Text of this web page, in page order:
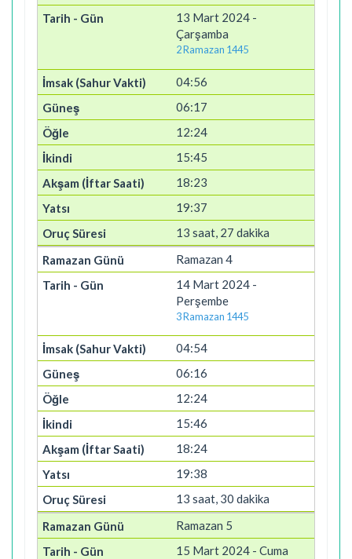
13 Mart 2024 -
Çarşamba
2 Ramazan 1445
04:56
06:17
12:24
15:45
18:23
19:37
13 saat, 27 dakika
Ramazan 4
14 Mart 2024 -
Perşembe
3 Ramazan 1445
04:54
06:16
12:24
15:46
18:24
19:38
13 saat, 30 dakika
Ramazan 5
15 Mart 2024 - Cuma